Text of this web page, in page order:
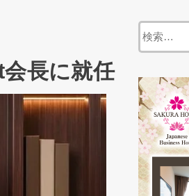
長に就任